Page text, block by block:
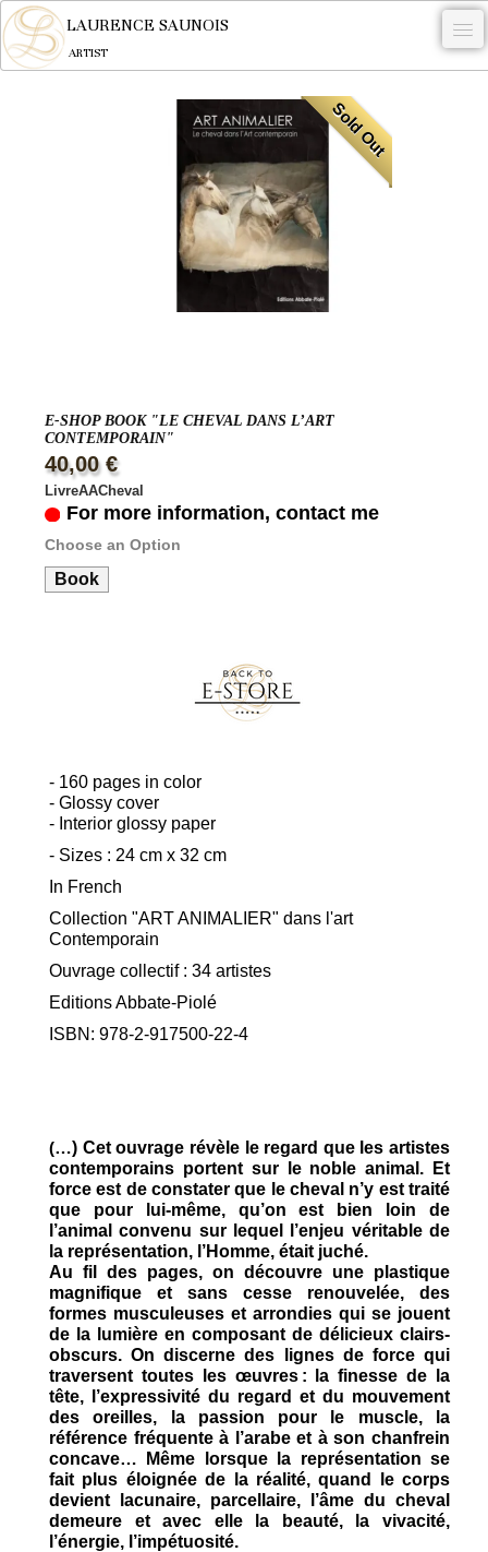
LAURENCE SAUNOIS
ARTIST
0
Sold Out
E-SHOP BOOK "LE CHEVAL DANS L’ART
CONTEMPORAIN"
40,00 €
LivreAACheval
For more information, contact me
Choose an Option
Book
- 160 pages in color
- Glossy cover
- Interior glossy paper
- Sizes : 24 cm x 32 cm
In French
Collection "ART ANIMALIER" dans l'art
Contemporain
Ouvrage collectif : 34 artistes
Editions Abbate-Piolé
ISBN: 978-2-917500-22-4
(…) Cet ouvrage révèle le regard que les artistes
contemporains portent sur le noble animal. Et
force est de constater que le cheval n’y est traité
que pour lui-même, qu’on est bien loin de
l’animal convenu sur lequel l’enjeu véritable de
la représentation, l’Homme, était juché.
Au fil des pages, on découvre une plastique
magnifique et sans cesse renouvelée, des
formes musculeuses et arrondies qui se jouent
de la lumière en composant de délicieux clairs-
obscurs. On discerne des lignes de force qui
traversent toutes les œuvres : la finesse de la
tête, l’expressivité du regard et du mouvement
des oreilles, la passion pour le muscle, la
référence fréquente à l’arabe et à son chanfrein
concave… Même lorsque la représentation se
fait plus éloignée de la réalité, quand le corps
devient lacunaire, parcellaire, l’âme du cheval
demeure et avec elle la beauté, la vivacité,
l’énergie, l’impétuosité.